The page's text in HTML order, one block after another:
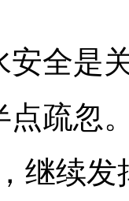
是关
点疏忽
继续